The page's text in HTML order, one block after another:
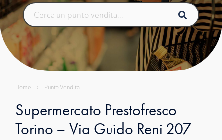
Home › Punto Vendita
Supermercato Prestofresco
Torino – Via Guido Reni 207